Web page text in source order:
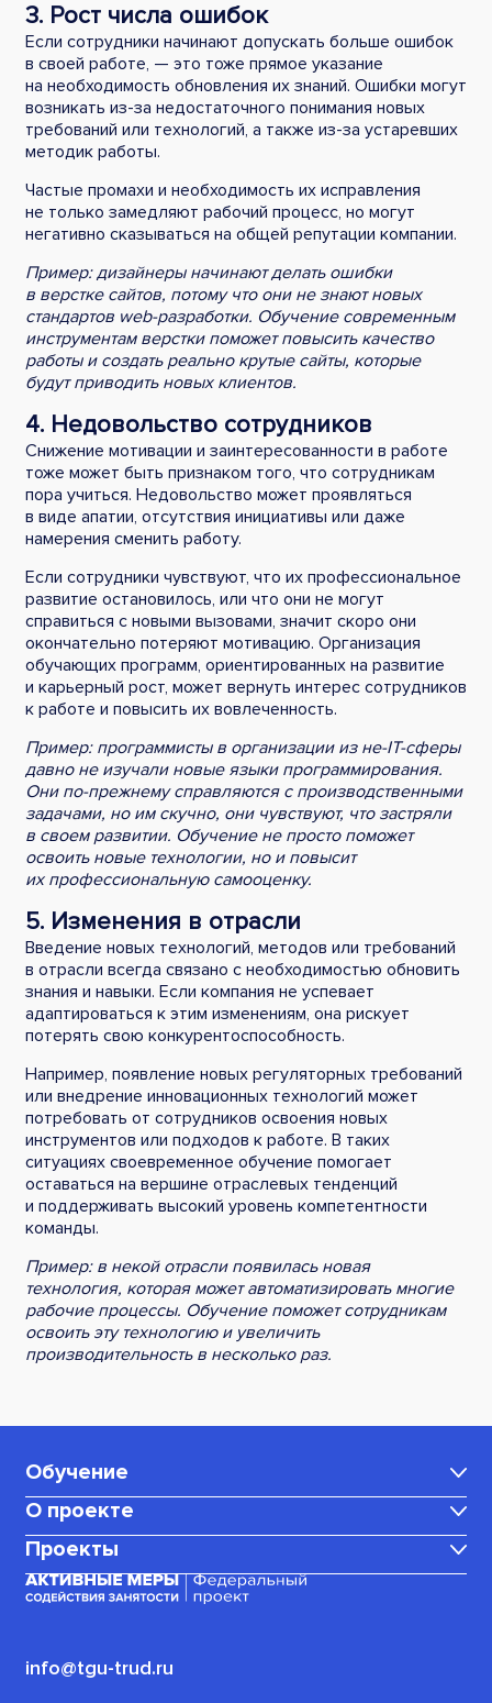
3. Рост числа ошибок
Если сотрудники начинают допускать больше ошибок
в своей работе, — это тоже прямое указание
на необходимость обновления их знаний. Ошибки могут
возникать из-за недостаточного понимания новых
требований или технологий, а также из-за устаревших
методик работы.
Частые промахи и необходимость их исправления
не только замедляют рабочий процесс, но могут
негативно сказываться на общей репутации компании.
Пример: дизайнеры начинают делать ошибки
в верстке сайтов, потому что они не знают новых
стандартов web-разработки. Обучение современным
инструментам верстки поможет повысить качество
работы и создать реально крутые сайты, которые
будут приводить новых клиентов.
4. Недовольство сотрудников
Снижение мотивации и заинтересованности в работе
тоже может быть признаком того, что сотрудникам
пора учиться. Недовольство может проявляться
в виде апатии, отсутствия инициативы или даже
намерения сменить работу.
Если сотрудники чувствуют, что их профессиональное
развитие остановилось, или что они не могут
справиться с новыми вызовами, значит скоро они
окончательно потеряют мотивацию. Организация
обучающих программ, ориентированных на развитие
и карьерный рост, может вернуть интерес сотрудников
к работе и повысить их вовлеченность.
Пример: программисты в организации из не-IT-сферы
давно не изучали новые языки программирования.
Они по-прежнему справляются с производственными
задачами, но им скучно, они чувствуют, что застряли
в своем развитии. Обучение не просто поможет
освоить новые технологии, но и повысит
их профессиональную самооценку.
5. Изменения в отрасли
Введение новых технологий, методов или требований
в отрасли всегда связано с необходимостью обновить
знания и навыки. Если компания не успевает
адаптироваться к этим изменениям, она рискует
потерять свою конкурентоспособность.
Например, появление новых регуляторных требований
или внедрение инновационных технологий может
потребовать от сотрудников освоения новых
инструментов или подходов к работе. В таких
ситуациях своевременное обучение помогает
оставаться на вершине отраслевых тенденций
и поддерживать высокий уровень компетентности
команды.
Пример: в некой отрасли появилась новая
технология, которая может автоматизировать многие
рабочие процессы. Обучение поможет сотрудникам
освоить эту технологию и увеличить
производительность в несколько раз.
info@tgu-trud.ru
Обучение
Каталог программ
Для мам в декрете
О проекте
Центр карьеры
Корпоративное обучение
Политика конфиденциальности
Проекты
Медиаблог